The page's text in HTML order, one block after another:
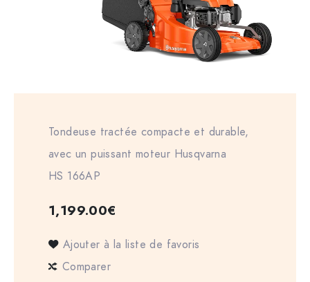
Tondeuse tractée compacte et durable,
avec un puissant moteur Husqvarna
HS 166AP
1,199.00€
Ajouter à la liste de favoris
Comparer